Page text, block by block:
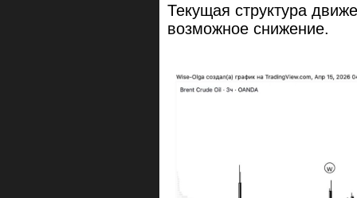
Текущая структура
возможное снижение.